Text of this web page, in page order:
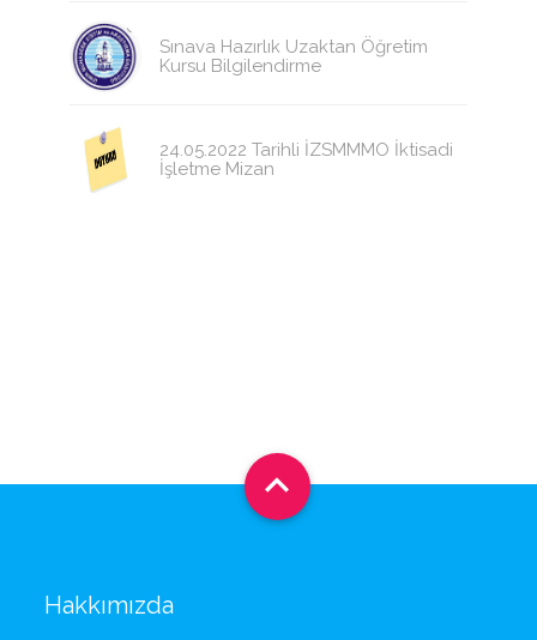
Sınava Hazırlık Uzaktan Öğretim
Kursu Bilgilendirme
24.05.2022 Tarihli İZSMMMO İktisadi
İşletme Mizan

Hakkımızda